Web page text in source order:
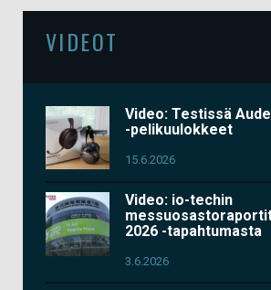
VIDEOT
Video: Testissä
-pelikuulokkeet
15.6.2026
Video: io-techin
2026 -tapahtumasta
3.6.2026